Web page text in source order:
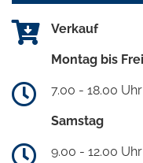
Verkauf
Montag bis
7.00 - 18.00 Uhr
Samstag
9.00 - 12.00 Uhr